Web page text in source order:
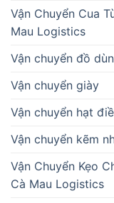
Vận Chuyển Cua
Mau Logistics
Vận chuyển đồ
Vận chuyển giày
Vận chuyển hạt
Vận chuyển kẽm
Vận Chuyển Kẹo
Cà Mau Logistics